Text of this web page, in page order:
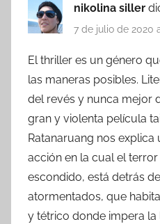
nikolina siller
7 de julio de 2020
El thriller es un género
las maneras posibles.
del revés y nunca mejor
gran y violenta película
Ratanaruang nos explica
acción en la cual el
escondido, está detrás
atormentados, que
y tétrico donde impera la